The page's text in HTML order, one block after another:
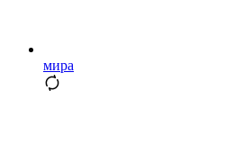
мира